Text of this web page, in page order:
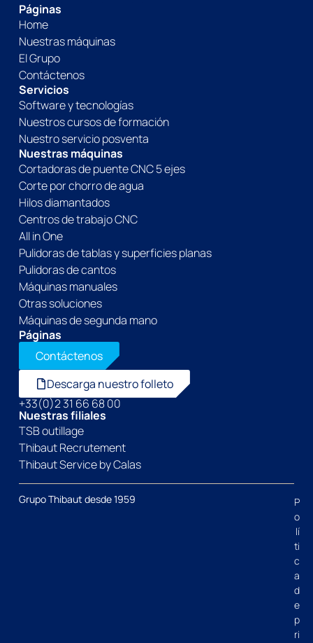
Páginas
Home
Nuestras máquinas
El Grupo
Contáctenos
Servicios
Software y tecnologías
Nuestros cursos de formación
Nuestro servicio posventa
Nuestras máquinas
Cortadoras de puente CNC 5 ejes
Corte por chorro de agua
Hilos diamantados
Centros de trabajo CNC
All in One
Pulidoras de tablas y superficies planas
Pulidoras de cantos
Máquinas manuales
Otras soluciones
Máquinas de segunda mano
Páginas
Contáctenos
Descarga nuestro folleto
+33(0)2 31 66 68 00
Nuestras filiales
TSB outillage
Thibaut Recrutement
Thibaut Service by Calas
Grupo Thibaut desde 1959
P
o
lí
ti
c
a
d
e
p
ri